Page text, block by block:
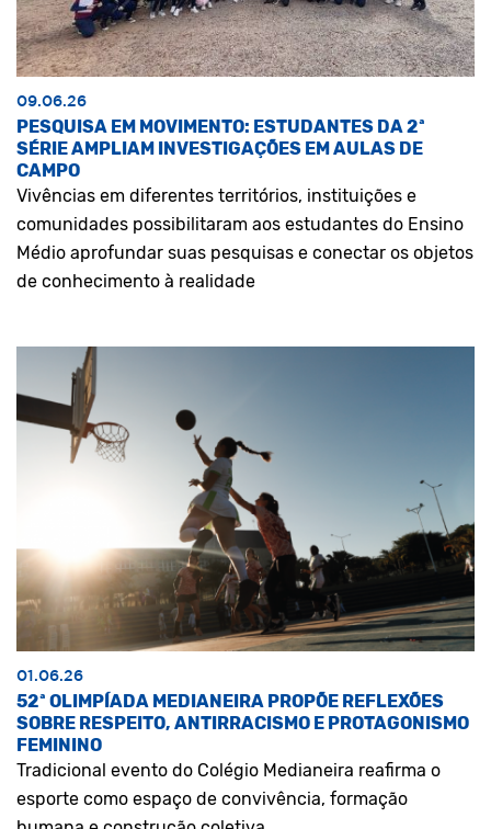
09.06.26
PESQUISA EM MOVIMENTO: ESTUDANTES DA 2ª
SÉRIE AMPLIAM INVESTIGAÇÕES EM AULAS DE
CAMPO
Vivências em diferentes territórios, instituições e
comunidades possibilitaram aos estudantes do Ensino
Médio aprofundar suas pesquisas e conectar os objetos
de conhecimento à realidade
01.06.26
52ª OLIMPÍADA MEDIANEIRA PROPÕE REFLEXÕES
SOBRE RESPEITO, ANTIRRACISMO E PROTAGONISMO
FEMININO
Tradicional evento do Colégio Medianeira reafirma o
esporte como espaço de convivência, formação